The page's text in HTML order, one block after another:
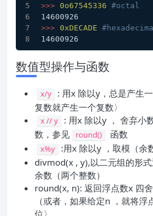
>>> 0o67545336 #octal
14600926
>>> 0xDECADE
14600926
数值型操作与函数
x/y
: 用x 除以y，总是产生
复数就产生一个复数〉
x // y
: 用x 除以y ， 舍弃小
数，参见
round() 函数
x%y
:用x 除以y ，取模（余
divmod(x , y),以二元组的形
余数（两个整数）
round(x, n): 返回浮点数x 四
（或者，如果给定n ，就将
位〉